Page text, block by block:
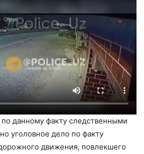
данному факту следственными
уголовное дело по факту
движения, повлекшего